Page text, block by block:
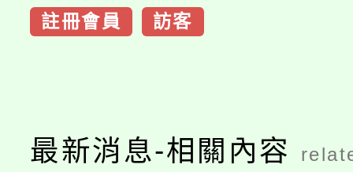
註冊會員 訪客
最新消息-相關內容